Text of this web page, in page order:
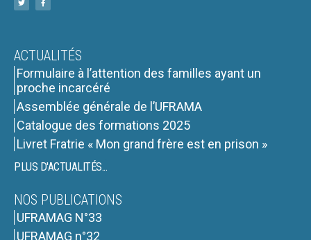
ACTUALITÉS
Formulaire à l’attention des familles ayant un
proche incarcéré
Assemblée générale de l’UFRAMA
Catalogue des formations 2025
Livret Fratrie « Mon grand frère est en prison »
PLUS D'ACTUALITÉS...
NOS PUBLICATIONS
UFRAMAG N°33
UFRAMAG n°32